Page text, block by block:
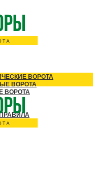
ВОРОТА
ВОРОТА
ВОРОТА